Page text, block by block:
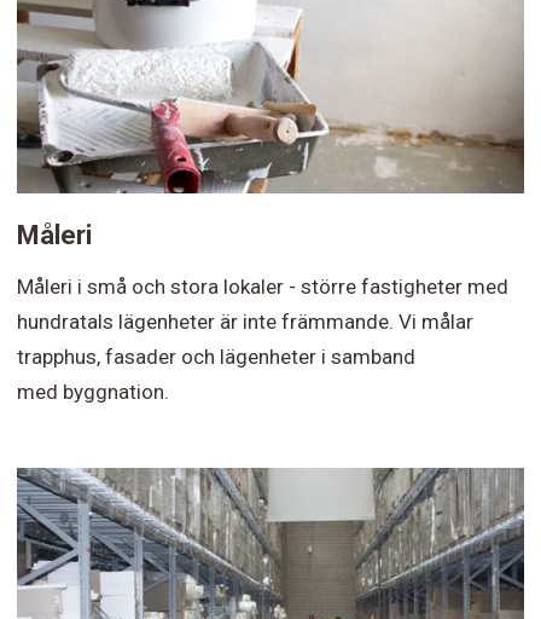
Måleri
Måleri i små och stora lokaler - större fastigheter med
hundratals lägenheter är inte främmande. Vi målar
trapphus, fasader och lägenheter i samband
med byggnation.